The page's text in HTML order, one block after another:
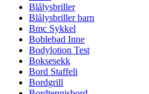
Blålysbriller
Blålysbriller barn
Bmc Sykkel
Boblebad Inne
Bodylotion Test
Boksesekk
Bord Staffeli
Bordgrill